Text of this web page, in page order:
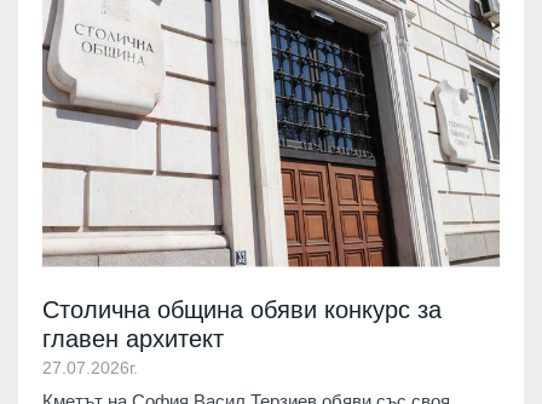
Столична община обяви конкурс за
главен архитект
27.07.2026г.